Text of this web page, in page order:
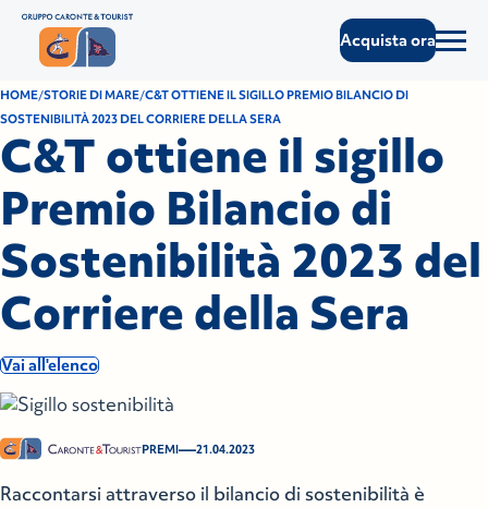
Acquista ora
HOME STORIE DI MARE C&T OTTIENE IL SIGILLO PREMIO BILANCIO DI
SOSTENIBILITÀ 2023 DEL CORRIERE DELLA SERA
C&T ottiene il sigillo
Premio Bilancio di
Sostenibilità 2023 del
Corriere della Sera
Vai all'elenco
PREMI—21.04.2023
Raccontarsi attraverso il bilancio di sostenibilità è